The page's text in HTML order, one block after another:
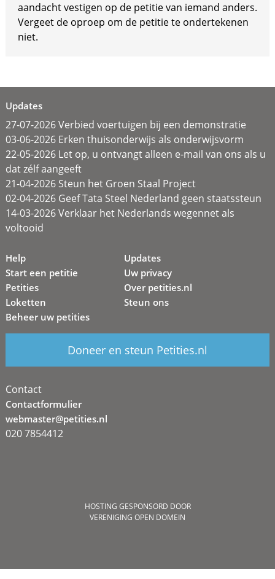
aandacht vestigen op de petitie van iemand anders.
Vergeet de oproep om de petitie te ondertekenen
niet.
Updates
27-07-2026 Verbied voertuigen bij een demonstratie
03-06-2026 Erken thuisonderwijs als onderwijsvorm
22-05-2026 Let op, u ontvangt alleen e-mail van ons als u
dat zélf aangeeft
21-04-2026 Steun het Groen Staal Project
02-04-2026 Geef Tata Steel Nederland geen staatssteun
14-03-2026 Verklaar het Nederlands wegennet als
voltooid
Help
Start een petitie
Petities
Loketten
Beheer uw petities
Updates
Uw privacy
Over petities.nl
Steun ons
Doneer en steun Petities.nl
Contact
Contactformulier
webmaster@petities.nl
020 7854412
HOSTING GESPONSORD DOOR
VERENIGING OPEN DOMEIN